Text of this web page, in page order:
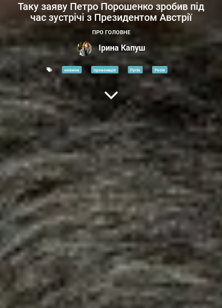
Таку заяву Петро Порошенко зробив під
час зустрічі з Президентом Австрії
ПРО ГОЛОВНЕ
Ірина Капуш
новини провокація Путін Росія